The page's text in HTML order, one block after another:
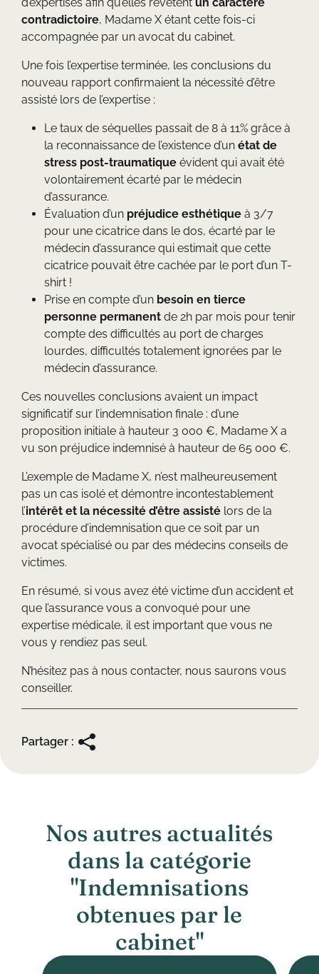
d’expertises afin qu’elles revêtent un caractère
contradictoire, Madame X étant cette fois-ci
accompagnée par un avocat du cabinet.
Une fois l’expertise terminée, les conclusions du
nouveau rapport confirmaient la nécessité d’être
assisté lors de l’expertise :
Le taux de séquelles passait de 8 à 11% grâce à
la reconnaissance de l’existence d’un état de
stress post-traumatique évident qui avait été
volontairement écarté par le médecin
d’assurance.
Évaluation d’un préjudice esthétique à 3/7
pour une cicatrice dans le dos, écarté par le
médecin d’assurance qui estimait que cette
cicatrice pouvait être cachée par le port d’un T-
shirt !
Prise en compte d’un besoin en tierce
personne permanent de 2h par mois pour tenir
compte des difficultés au port de charges
lourdes, difficultés totalement ignorées par le
médecin d’assurance.
Ces nouvelles conclusions avaient un impact
significatif sur l’indemnisation finale : d’une
proposition initiale à hauteur 3 000 €, Madame X a
vu son préjudice indemnisé à hauteur de 65 000 €.
L’exemple de Madame X, n’est malheureusement
pas un cas isolé et démontre incontestablement
l’intérêt et la nécessité d’être assisté lors de la
procédure d’indemnisation que ce soit par un
avocat spécialisé ou par des médecins conseils de
victimes.
En résumé, si vous avez été victime d’un accident et
que l’assurance vous a convoqué pour une
expertise médicale, il est important que vous ne
vous y rendiez pas seul.
N’hésitez pas à nous contacter, nous saurons vous
conseiller.
Partager :
Nos autres actualités
dans la catégorie
"Indemnisations
obtenues par le
cabinet"